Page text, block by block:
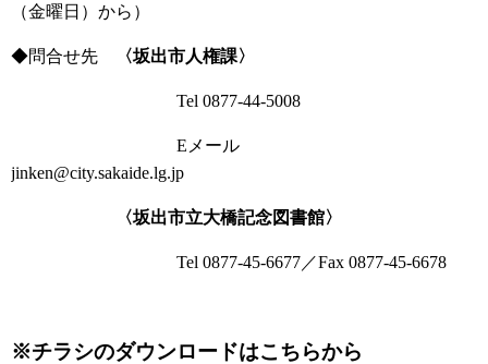
（金曜日）から）
◆問合せ先 〈坂出市人権課〉
Tel 0877-44-5008
Eメール
jinken@city.sakaide.lg.jp
〈坂出市立大橋記念図書館〉
Tel 0877-45-6677／Fax 0877-45-6678
※チラシのダウンロードはこちらから